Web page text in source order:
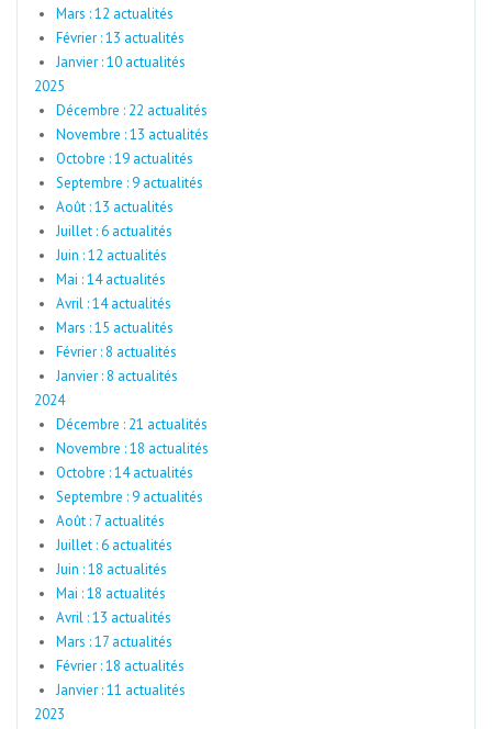
Mars : 12 actualités
Février : 13 actualités
Janvier : 10 actualités
2025
Décembre : 22 actualités
Novembre : 13 actualités
Octobre : 19 actualités
Septembre : 9 actualités
Août : 13 actualités
Juillet : 6 actualités
Juin : 12 actualités
Mai : 14 actualités
Avril : 14 actualités
Mars : 15 actualités
Février : 8 actualités
Janvier : 8 actualités
2024
Décembre : 21 actualités
Novembre : 18 actualités
Octobre : 14 actualités
Septembre : 9 actualités
Août : 7 actualités
Juillet : 6 actualités
Juin : 18 actualités
Mai : 18 actualités
Avril : 13 actualités
Mars : 17 actualités
Février : 18 actualités
Janvier : 11 actualités
2023